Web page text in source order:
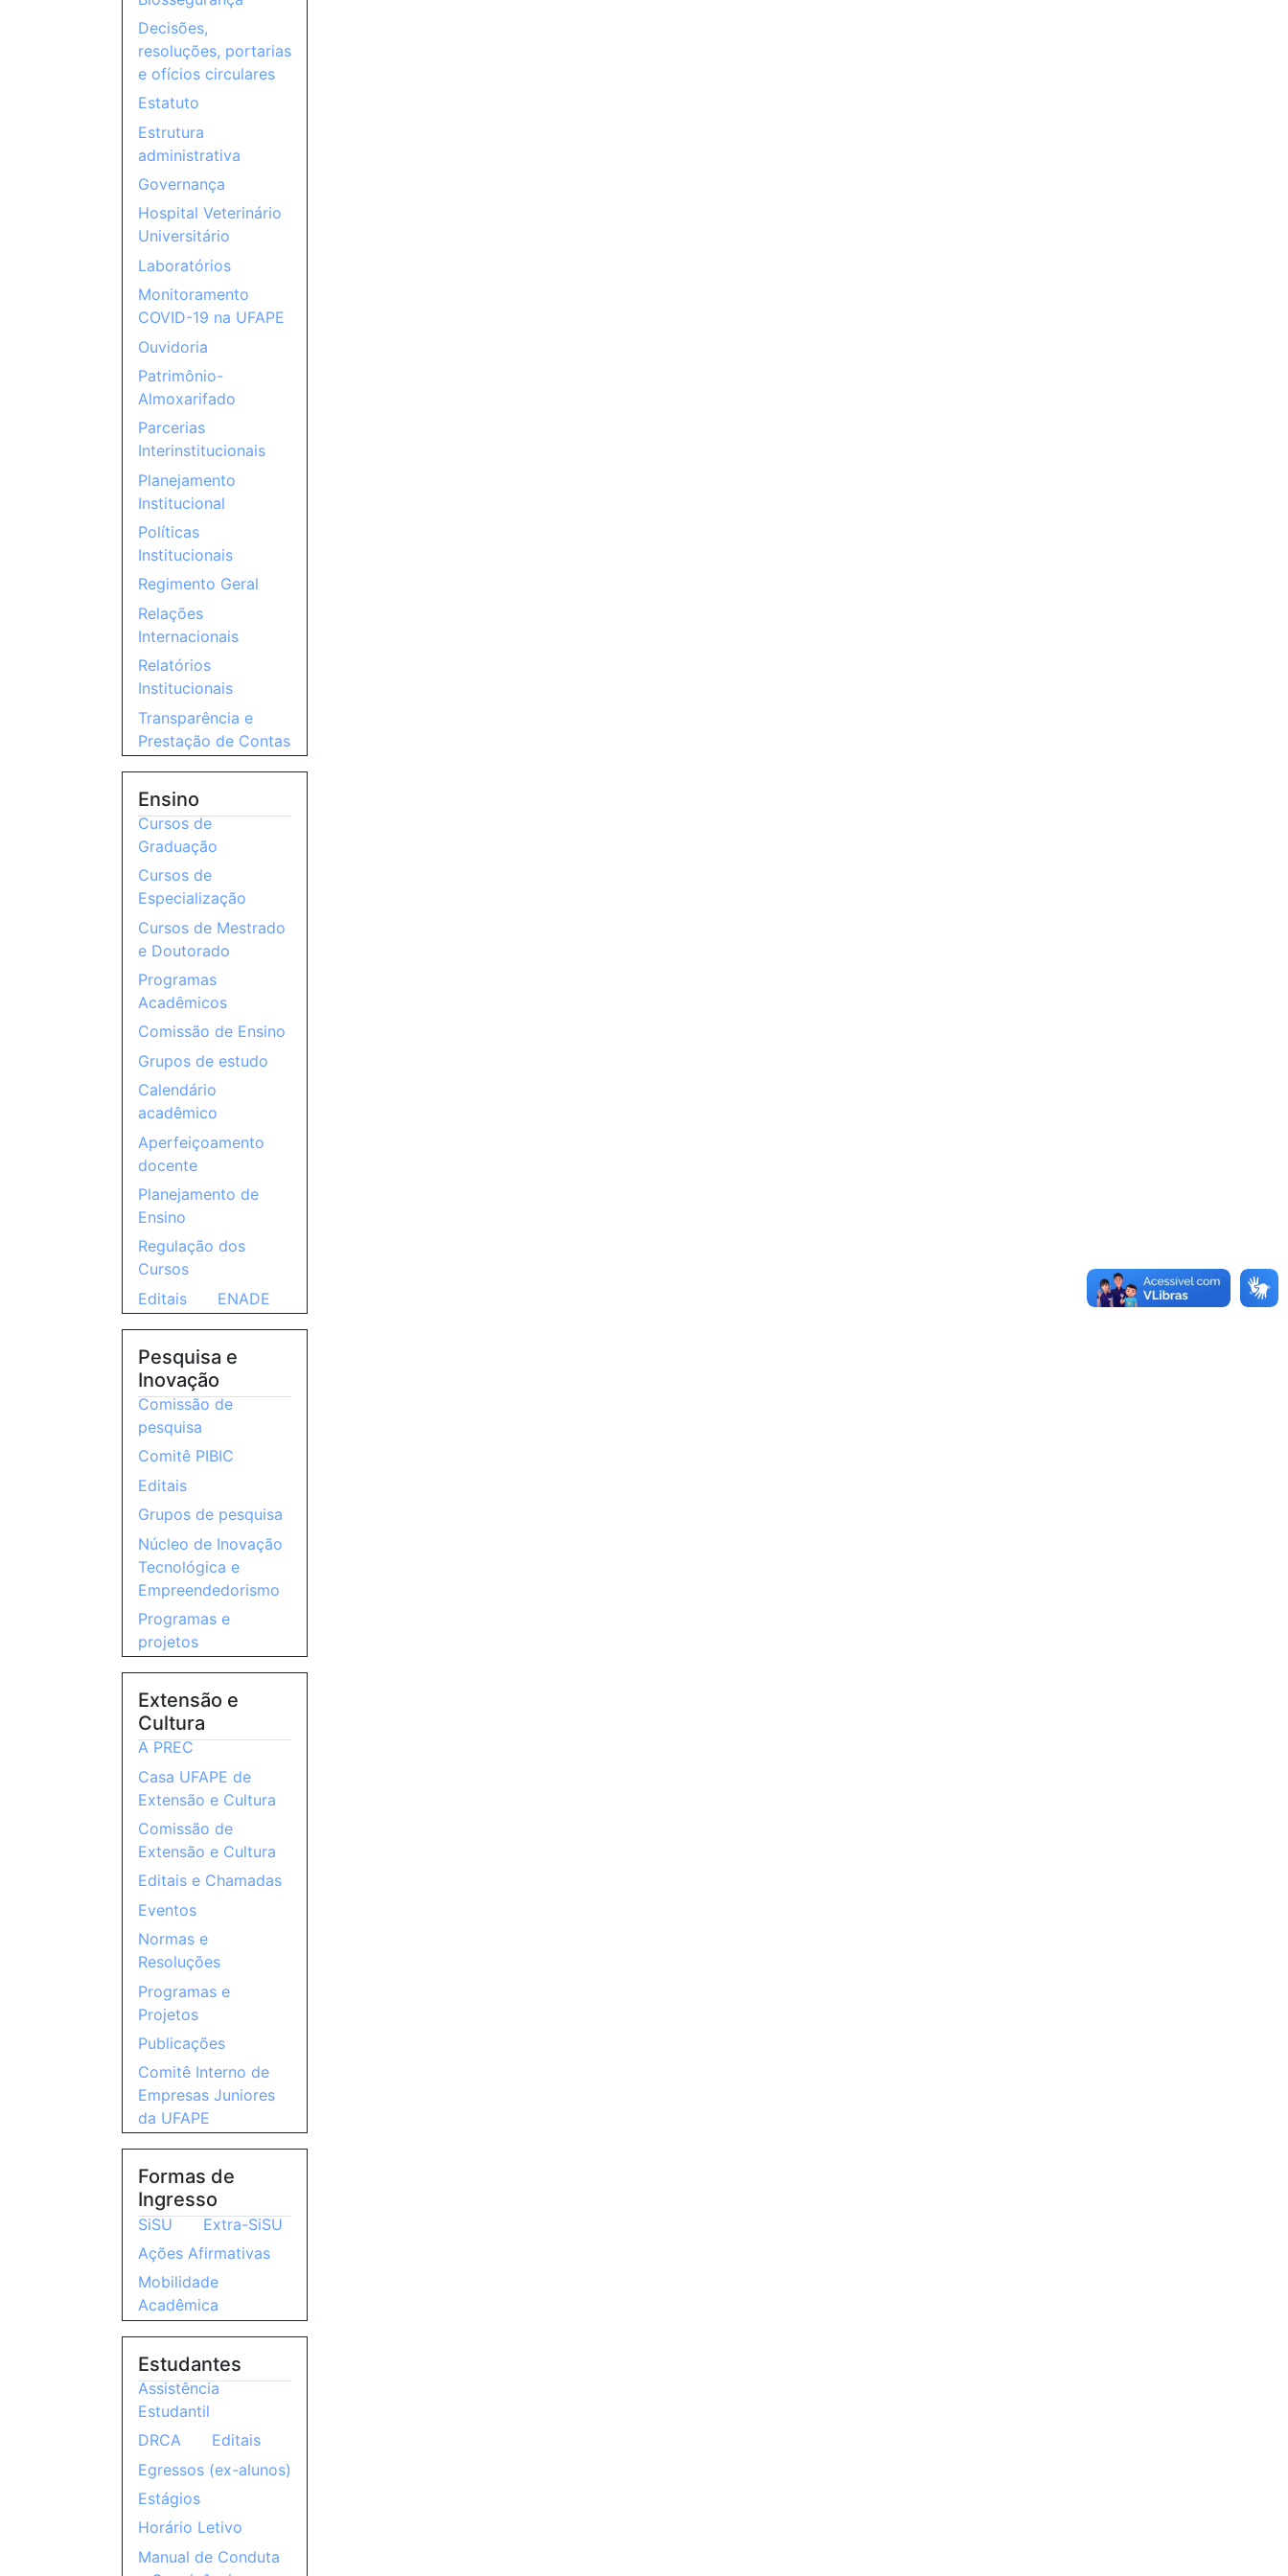
Decisões,
resoluções, portarias
e ofícios circulares
Estatuto
Estrutura
administrativa
Governança
Hospital Veterinário
Universitário
Laboratórios
Monitoramento
COVID-19 na UFAPE
Ouvidoria
Patrimônio-
Almoxarifado
Parcerias
Interinstitucionais
Planejamento
Institucional
Políticas
Institucionais
Regimento Geral
Relações
Internacionais
Relatórios
Institucionais
Transparência e
Prestação de Contas
Ensino
Cursos de
Graduação
Cursos de
Especialização
Cursos de Mestrado
e Doutorado
Programas
Acadêmicos
Comissão de Ensino
Grupos de estudo
Calendário
acadêmico
Aperfeiçoamento
docente
Planejamento de
Ensino
Regulação dos
Cursos
Editais
ENADE
Pesquisa e
Inovação
Comissão de
pesquisa
Comitê PIBIC
Editais
Grupos de pesquisa
Núcleo de Inovação
Tecnológica e
Empreendedorismo
Programas e
projetos
Extensão e
Cultura
A PREC
Casa UFAPE de
Extensão e Cultura
Comissão de
Extensão e Cultura
Editais e Chamadas
Eventos
Normas e
Resoluções
Programas e
Projetos
Publicações
Comitê Interno de
Empresas Juniores
da UFAPE
Formas de
Ingresso
SiSU
Extra-SiSU
Ações Afirmativas
Mobilidade
Acadêmica
Estudantes
Assistência
Estudantil
DRCA
Editais
Egressos (ex-alunos)
Estágios
Horário Letivo
Manual de Conduta